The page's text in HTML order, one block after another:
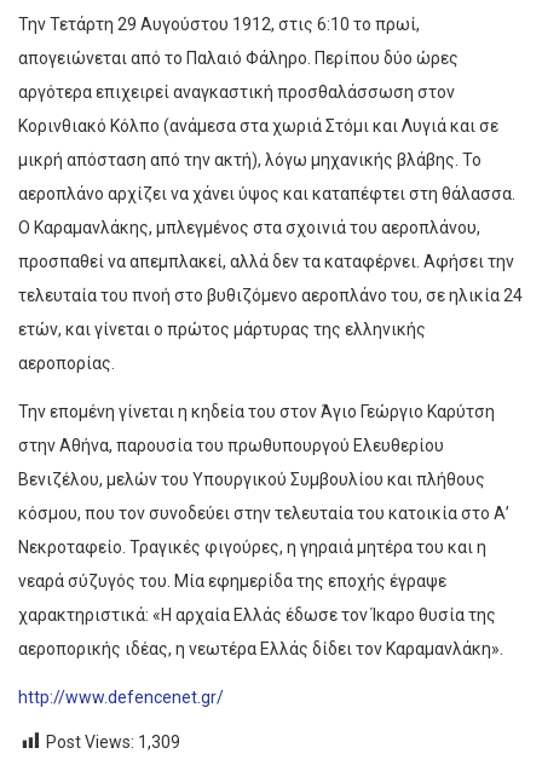
Την Τετάρτη 29 Αυγούστου 1912, στις 6:10 το πρωί,
απογειώνεται από το Παλαιό Φάληρο. Περίπου δύο ώρες
αργότερα επιχειρεί αναγκαστική προσθαλάσσωση στον
Κορινθιακό Κόλπο (ανάμεσα στα χωριά Στόμι και Λυγιά και σε
μικρή απόσταση από την ακτή), λόγω μηχανικής βλάβης. Το
αεροπλάνο αρχίζει να χάνει ύψος και καταπέφτει στη θάλασσα.
Ο Καραμανλάκης, μπλεγμένος στα σχοινιά του αεροπλάνου,
προσπαθεί να απεμπλακεί, αλλά δεν τα καταφέρνει. Αφήσει την
τελευταία του πνοή στο βυθιζόμενο αεροπλάνο του, σε ηλικία 24
ετών, και γίνεται ο πρώτος μάρτυρας της ελληνικής
αεροπορίας.
Την επομένη γίνεται η κηδεία του στον Άγιο Γεώργιο Καρύτση
στην Αθήνα, παρουσία του πρωθυπουργού Ελευθερίου
Βενιζέλου, μελών του Υπουργικού Συμβουλίου και πλήθους
κόσμου, που τον συνοδεύει στην τελευταία του κατοικία στο Α’
Νεκροταφείο. Τραγικές φιγούρες, η γηραιά μητέρα του και η
νεαρά σύζυγός του. Μία εφημερίδα της εποχής έγραψε
χαρακτηριστικά: «Η αρχαία Ελλάς έδωσε τον Ίκαρο θυσία της
αεροπορικής ιδέας, η νεωτέρα Ελλάς δίδει τον Καραμανλάκη».
http://www.defencenet.gr/
Post Views: 1,309